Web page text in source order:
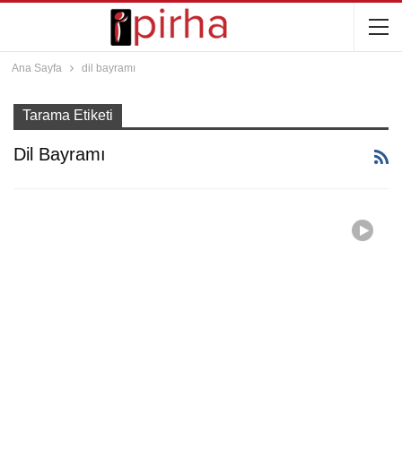
Ana Sayfa dil bayramı
Tarama Etiketi
Dil Bayramı